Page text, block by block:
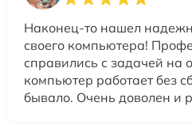
Наконец-то нашел
своего компьютера!
справились с задачей на
компьютер работает без
бывало. Очень доволен и